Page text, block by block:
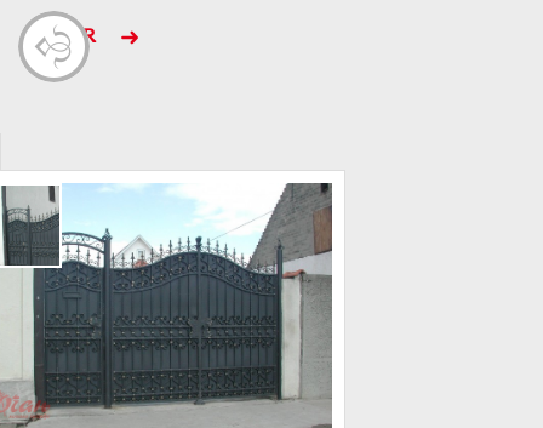
MEHR